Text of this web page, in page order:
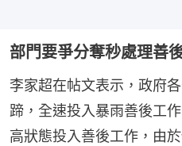
部門要爭分奪秒處理善
李家超在帖文表示，政府
蹄，全速投入暴雨善後工
高狀態投入善後工作，由